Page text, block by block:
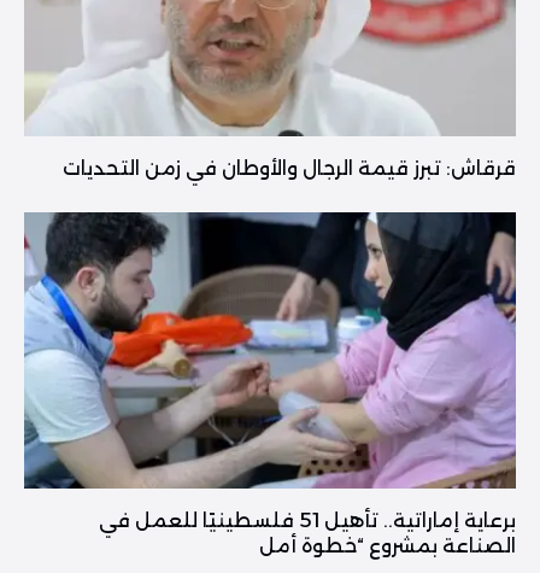
قرقاش: تبرز قيمة الرجال والأوطان في زمن التحديات
برعاية إماراتية.. تأهيل 51 فلسطينيًا للعمل في
الصناعة بمشروع “خطوة أمل